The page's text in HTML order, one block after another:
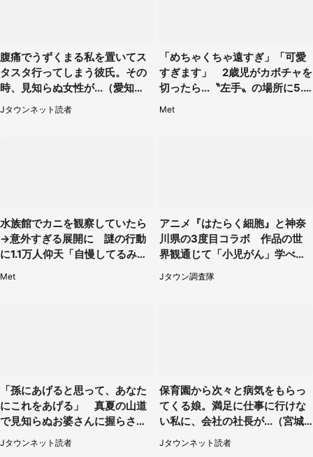
腹痛でうずくまる私を置いてス
タスタ行ってしまう彼氏。その
時、見知らぬ女性が...（愛知
県・30代女性）
Jタウンネット読者
「めちゃくちゃ遠すぎ」「可愛
すぎます」 2歳児がカボチャを
切ったら...〝左手〟の場所に5.3
Met
水族館でカニを観察していたら
→意外すぎる展開に 謎の行動
に1.1万人仰天「自慢してるみた
Met
アニメ『はたらく細胞』と神奈
川県の3度目コラボ 作品の世
界観通じて「小児がん」学べる
【8／10～31※平日限定】
Jタウン調査隊
「孫にあげると思って、あなた
にこれをあげる」 真夏の山道
で見知らぬお婆さんに握らされ
たもの（山口県・30代女性）
Jタウンネット読者
保育園から次々と病気をもらっ
てくる娘。満足に仕事に行けな
い私に、会社の社長が...（宮城
県・30代女性）
Jタウンネット読者